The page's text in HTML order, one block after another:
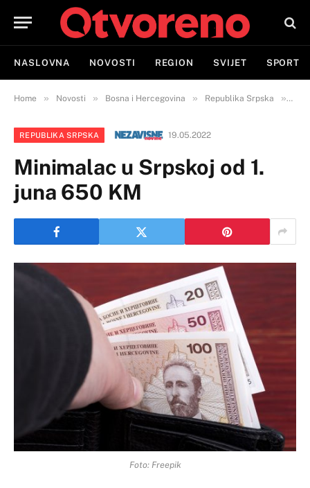
NASLOVNA NOVOSTI REGION SVIJET SPORT
Home » Novosti » Bosna i Hercegovina » Republika Srpska »
REPUBLIKA SRPSKA 19.05.2022
Minimalac u Srpskoj od 1.
juna 650 KM
Foto: Freepik